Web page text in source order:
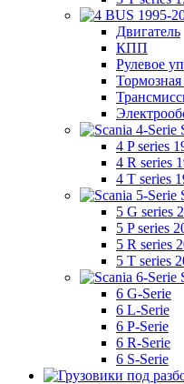
Двигатель
КПП
Рулевое
Тормозная
4 P series
4 R series
4 T series
5 G series
5 P series
5 R series
5 T series
6 G-Serie
6 L-Serie
6 P-Serie
6 R-Serie
6 S-Serie